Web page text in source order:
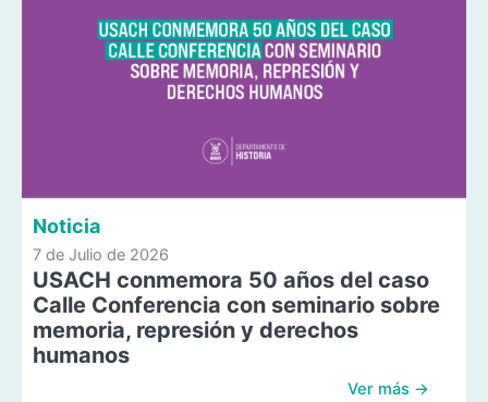
Noticia
7 de Julio de 2026
USACH conmemora 50 años del caso
Calle Conferencia con seminario sobre
memoria, represión y derechos
humanos
Ver más →